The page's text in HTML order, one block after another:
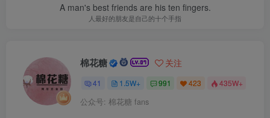
A man's best friends are his ten fingers.
人最好的朋友是自己的十个手指
棉花糖 关注
41 1.5W+ 991 423 435W+
公众号: 棉花糖 fans